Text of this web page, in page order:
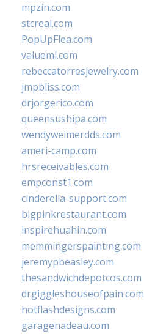
mpzin.com
stcreal.com
PopUpFlea.com
valueml.com
rebeccatorresjewelry.com
jmpbliss.com
drjorgerico.com
queensushipa.com
wendyweimerdds.com
ameri-camp.com
hrsreceivables.com
empconst1.com
cinderella-support.com
bigpinkrestaurant.com
inspirehuahin.com
memmingerspainting.com
jeremypbeasley.com
thesandwichdepotcos.com
drgiggleshouseofpain.com
hotflashdesigns.com
garagenadeau.com